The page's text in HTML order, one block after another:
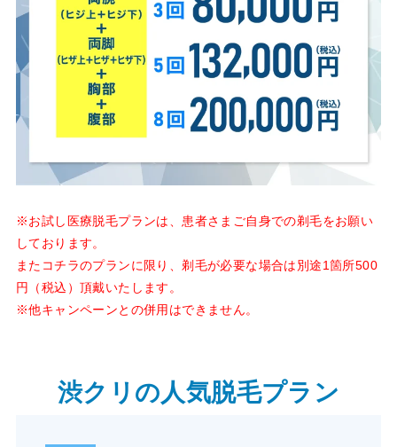
※お試し医療脱毛プランは、患者さまご自身での剃毛をお願い
しております。
またコチラのプランに限り、剃毛が必要な場合は別途1箇所500
円（税込）頂戴いたします。
※他キャンペーンとの併用はできません。
渋クリの人気脱毛プラン